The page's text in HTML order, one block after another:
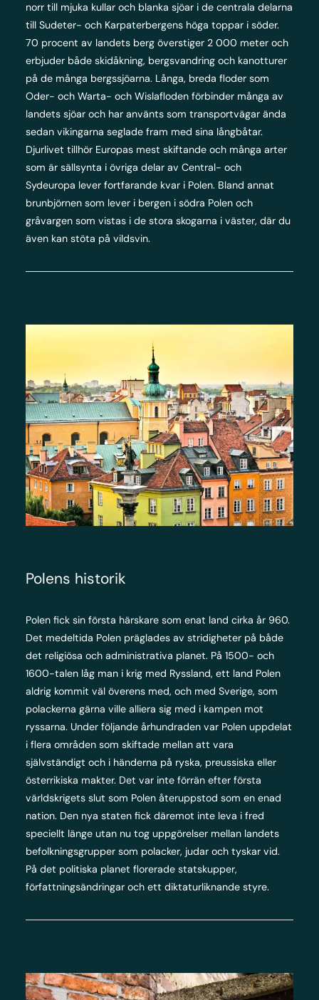
norr till mjuka kullar och blanka sjöar i de centrala delarna
till Sudeter- och Karpaterbergens höga toppar i söder.
70 procent av landets berg överstiger 2 000 meter och
erbjuder både skidåkning, bergsvandring och kanotturer
på de många bergssjöarna. Långa, breda floder som
Oder- och Warta- och Wislafloden förbinder många av
landets sjöar och har använts som transportvägar ända
sedan vikingarna seglade fram med sina långbåtar.
Djurlivet tillhör Europas mest skiftande och många arter
som är sällsynta i övriga delar av Central- och
Sydeuropa lever fortfarande kvar i Polen. Bland annat
brunbjörnen som lever i bergen i södra Polen och
gråvargen som vistas i de stora skogarna i väster, där du
även kan stöta på vildsvin.
Polens historik
Polen fick sin första härskare som enat land cirka år 960.
Det medeltida Polen präglades av stridigheter på både
det religiösa och administrativa planet. På 1500- och
1600-talen låg man i krig med Ryssland, ett land Polen
aldrig kommit väl överens med, och med Sverige, som
polackerna gärna ville alliera sig med i kampen mot
ryssarna. Under följande århundraden var Polen uppdelat
i flera områden som skiftade mellan att vara
självständigt och i händerna på ryska, preussiska eller
österrikiska makter. Det var inte förrän efter första
världskrigets slut som Polen återuppstod som en enad
nation. Den nya staten fick däremot inte leva i fred
speciellt länge utan nu tog uppgörelser mellan landets
befolkningsgrupper som polacker, judar och tyskar vid.
På det politiska planet florerade statskupper,
författningsändringar och ett diktaturliknande styre.